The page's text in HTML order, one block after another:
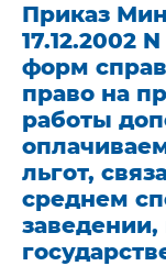
Приказ
17.12.2002
форм
право на
работы
льгот,
среднем